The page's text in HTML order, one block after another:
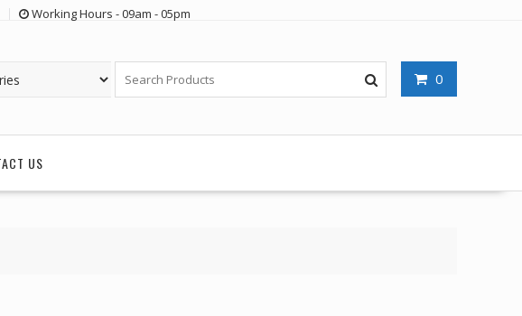
Working Hours - 09am - 05pm
0
US